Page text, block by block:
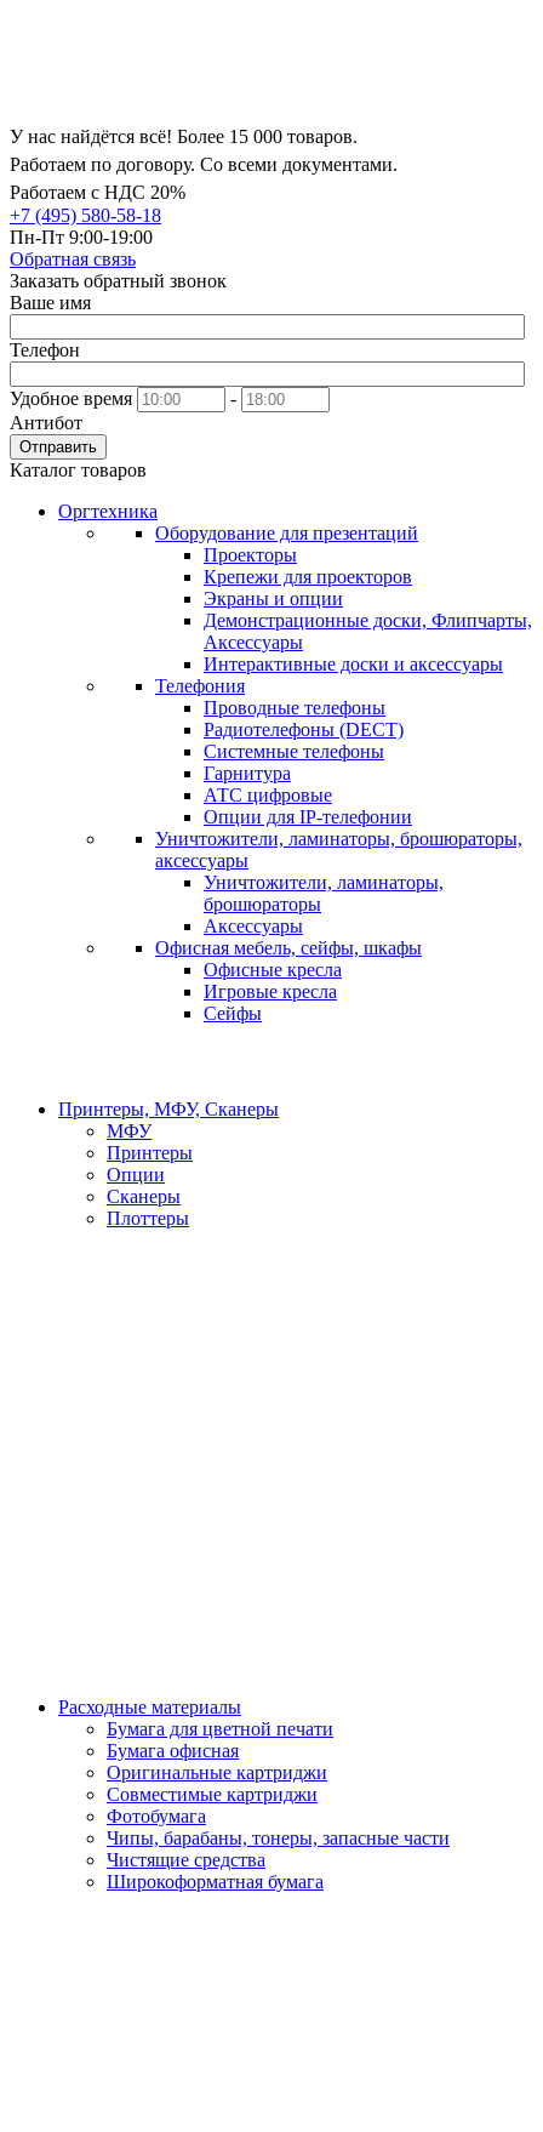
У нас найдётся всё! Более 15 000 товаров.
Работаем по договору. Со всеми документами.
Работаем с НДС 20%
+7 (495) 580-58-18
Пн-Пт 9:00-19:00
Обратная связь
Заказать обратный звонок
Ваше имя
Телефон
Удобное время
-
Антибот
Отправить
Каталог товаров
Оргтехника
Оборудование для презентаций
Проекторы
Крепежи для проекторов
Экраны и опции
Демонстрационные доски, Флипчарты,
Аксессуары
Интерактивные доски и аксессуары
Телефония
Проводные телефоны
Радиотелефоны (DECT)
Системные телефоны
Гарнитура
АТС цифровые
Опции для IP-телефонии
Уничтожители, ламинаторы, брошюраторы,
аксессуары
Уничтожители, ламинаторы,
брошюраторы
Аксессуары
Офисная мебель, сейфы, шкафы
Офисные кресла
Игровые кресла
Сейфы
Принтеры, МФУ, Сканеры
МФУ
Принтеры
Опции
Сканеры
Плоттеры
Расходные материалы
Бумага для цветной печати
Бумага офисная
Оригинальные картриджи
Совместимые картриджи
Фотобумага
Чипы, барабаны, тонеры, запасные части
Чистящие средства
Широкоформатная бумага